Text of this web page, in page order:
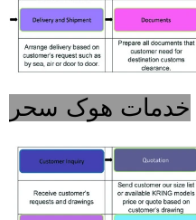
خدمات هوک سحر